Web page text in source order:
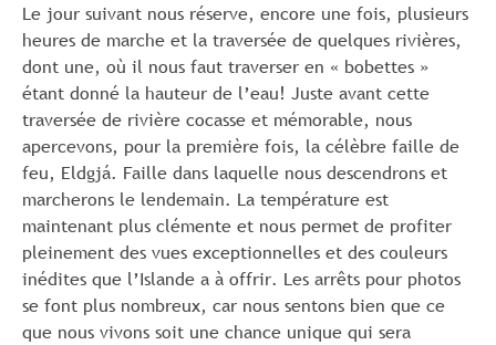
Le jour suivant nous réserve, encore une fois, plusieurs
heures de marche et la traversée de quelques rivières,
dont une, où il nous faut traverser en « bobettes »
étant donné la hauteur de l’eau! Juste avant cette
traversée de rivière cocasse et mémorable, nous
apercevons, pour la première fois, la célèbre faille de
feu, Eldgjá. Faille dans laquelle nous descendrons et
marcherons le lendemain. La température est
maintenant plus clémente et nous permet de profiter
pleinement des vues exceptionnelles et des couleurs
inédites que l’Islande a à offrir. Les arrêts pour photos
se font plus nombreux, car nous sentons bien que ce
que nous vivons soit une chance unique qui sera